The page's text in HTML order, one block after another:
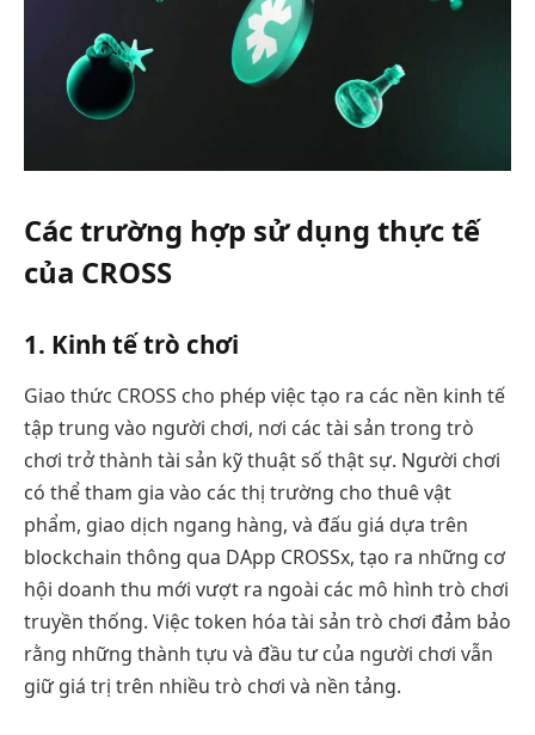
Các trường hợp sử dụng thực tế
của CROSS
1. Kinh tế trò chơi
Giao thức CROSS cho phép việc tạo ra các nền kinh tế
tập trung vào người chơi, nơi các tài sản trong trò
chơi trở thành tài sản kỹ thuật số thật sự. Người chơi
có thể tham gia vào các thị trường cho thuê vật
phẩm, giao dịch ngang hàng, và đấu giá dựa trên
blockchain thông qua DApp CROSSx, tạo ra những cơ
hội doanh thu mới vượt ra ngoài các mô hình trò chơi
truyền thống. Việc token hóa tài sản trò chơi đảm bảo
rằng những thành tựu và đầu tư của người chơi vẫn
giữ giá trị trên nhiều trò chơi và nền tảng.